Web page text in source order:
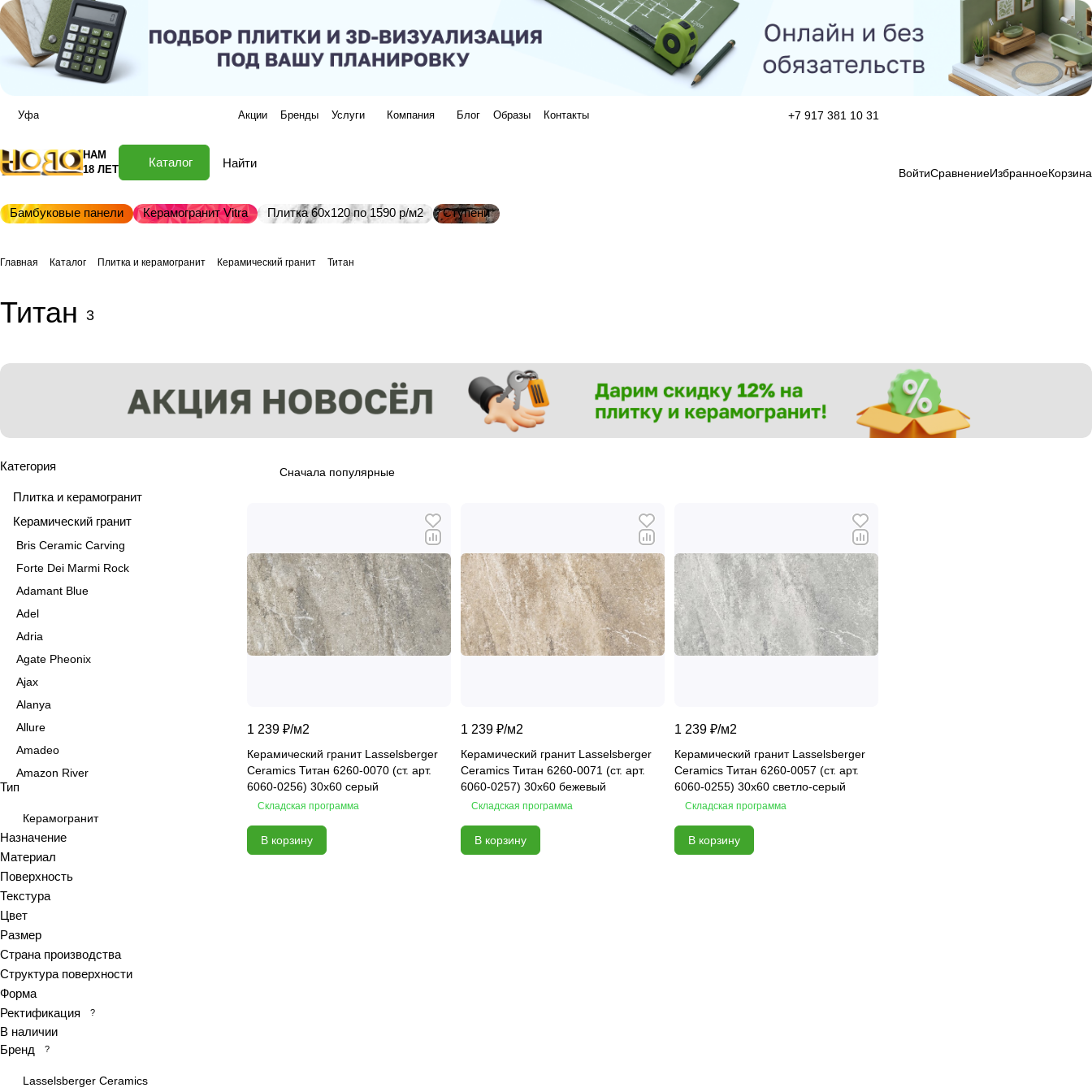
Уфа Акции Бренды Услуги Компания Блог Образы Контакты +7 917 381 10 31
НАМ
18 ЛЕТ
Каталог
ВойтиСравнениеИзбранноеКорзина
Бамбуковые панели Керамогранит Vitra Плитка 60х120 по 1590 р/м2 Ступени
Главная Каталог Плитка и керамогранит Керамический гранит Титан
Титан 3
Сначала популярные
1 239 ₽/м2
Керамический гранит Lasselsberger
Ceramics Титан 6260-0070 (ст. арт.
6060-0256) 30х60 серый
Складская программа
В корзину
1 239 ₽/м2
Керамический гранит Lasselsberger
Ceramics Титан 6260-0071 (ст. арт.
6060-0257) 30х60 бежевый
Складская программа
В корзину
1 239 ₽/м2
Керамический гранит Lasselsberger
Ceramics Титан 6260-0057 (ст. арт.
6060-0255) 30х60 светло-серый
Складская программа
В корзину
Категория
Плитка и керамогранит
Керамический гранит
Bris Ceramic Carving
Forte Dei Marmi Rock
Adamant Blue
Adel
Adria
Agate Pheonix
Ajax
Alanya
Allure
Amadeo
Amazon River
Amber Agate
American Calacatta
Andrea
Antiquewood
Aragon
Arena
Argentina
Armani marble
Art
Art Ceramic 60х120
Arts
Тип
Керамогранит
Назначение
Материал
Поверхность
Текстура
Цвет
Размер
Страна производства
Структура поверхности
Форма
Ректификация
?
В наличии
Бренд
?
Lasselsberger Ceramics